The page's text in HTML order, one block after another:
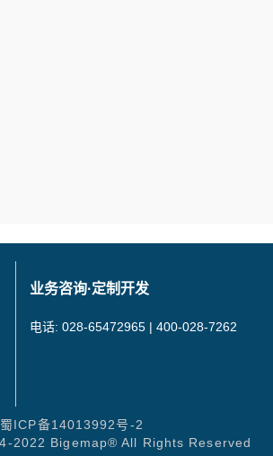
业务咨询·定制开发
电话: 028-65472965 | 400-028-7262
蜀ICP备14013992号-2
2022 Bigemap® All Rights Reserved